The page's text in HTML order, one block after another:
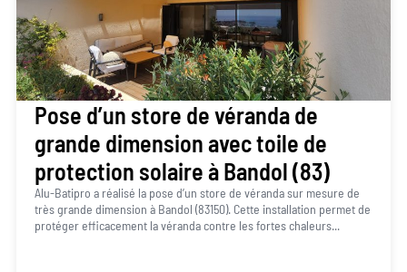
Pose d’un store de véranda de
grande dimension avec toile de
protection solaire à Bandol (83)
Alu-Batipro a réalisé la pose d’un store de véranda sur mesure de
très grande dimension à Bandol (83150). Cette installation permet de
protéger efficacement la véranda contre les fortes chaleurs...